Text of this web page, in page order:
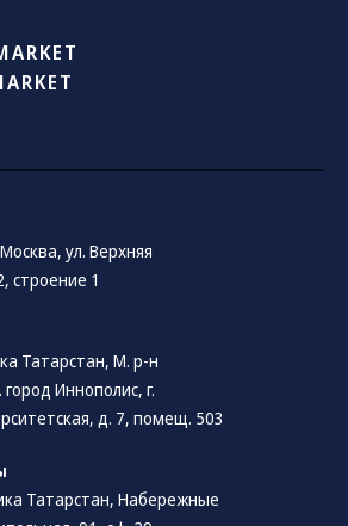
ул. Верхняя
строение 1
Татарстан, М. р-н
Иннополис, г.
д. 7, помещ. 503
Татарстан​, Набережные